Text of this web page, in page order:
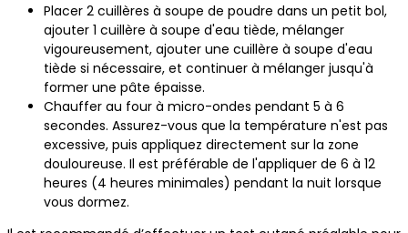
Placer 2 cuillères à soupe de poudre dans un petit bol,
ajouter 1 cuillère à soupe d'eau tiède, mélanger
vigoureusement, ajouter une cuillère à soupe d'eau
tiède si nécessaire, et continuer à mélanger jusqu'à
former une pâte épaisse.
Chauffer au four à micro-ondes pendant 5 à 6
secondes. Assurez-vous que la température n'est pas
excessive, puis appliquez directement sur la zone
douloureuse. Il est préférable de l'appliquer de 6 à 12
heures (4 heures minimales) pendant la nuit lorsque
vous dormez.